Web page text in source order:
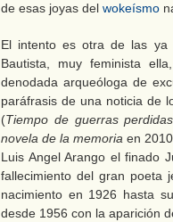
de esas joyas del wokeísmo
El intento es otra de las ya
Bautista, muy feminista
denodada arqueóloga de
paráfrasis de una noticia de
(Tiempo de guerras perdidas
novela de la memoria en
Luis Angel Arango el finado
fallecimiento del gran poeta
nacimiento en 1926 hasta
desde 1956 con la aparición